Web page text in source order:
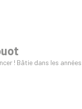
! Bâtie dans les années